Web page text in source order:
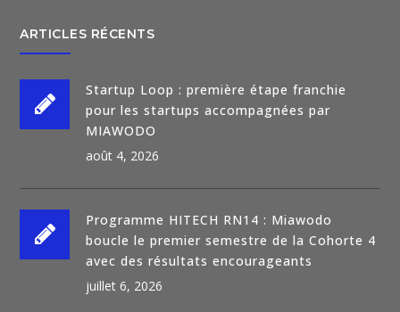
ARTICLES RÉCENTS
Startup Loop : première étape franchie
pour les startups accompagnées par
MIAWODO
août 4, 2026
Programme HITECH RN14 : Miawodo
boucle le premier semestre de la Cohorte 4
avec des résultats encourageants
juillet 6, 2026